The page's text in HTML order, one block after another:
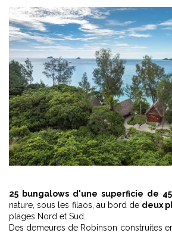
25 bungalows d'une superficie de
nature, sous les filaos, au bord de deux
plages Nord et Sud.
Des demeures de Robinson construites